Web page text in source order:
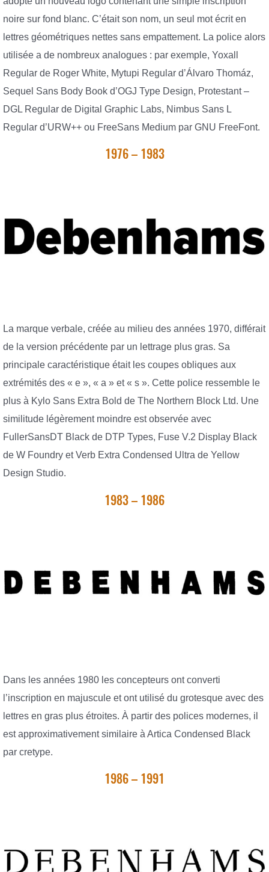
noire sur fond blanc. C’était son nom, un seul mot écrit en
lettres géométriques nettes sans empattement. La police alors
utilisée a de nombreux analogues : par exemple, Yoxall
Regular de Roger White, Mytupi Regular d’Álvaro Thomáz,
Sequel Sans Body Book d’OGJ Type Design, Protestant –
DGL Regular de Digital Graphic Labs, Nimbus Sans L
Regular d’URW++ ou FreeSans Medium par GNU FreeFont.
1976 – 1983
La marque verbale, créée au milieu des années 1970, différait
de la version précédente par un lettrage plus gras. Sa
principale caractéristique était les coupes obliques aux
extrémités des « e », « a » et « s ». Cette police ressemble le
plus à Kylo Sans Extra Bold de The Northern Block Ltd. Une
similitude légèrement moindre est observée avec
FullerSansDT Black de DTP Types, Fuse V.2 Display Black
de W Foundry et Verb Extra Condensed Ultra de Yellow
Design Studio.
1983 – 1986
Dans les années 1980 les concepteurs ont converti
l’inscription en majuscule et ont utilisé du grotesque avec des
lettres en gras plus étroites. À partir des polices modernes, il
est approximativement similaire à Artica Condensed Black
par cretype.
1986 – 1991